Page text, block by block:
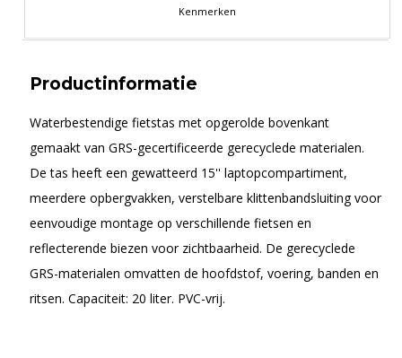
Kenmerken
Productinformatie
Waterbestendige fietstas met opgerolde bovenkant
gemaakt van GRS-gecertificeerde gerecyclede materialen.
De tas heeft een gewatteerd 15'' laptopcompartiment,
meerdere opbergvakken, verstelbare klittenbandsluiting voor
eenvoudige montage op verschillende fietsen en
reflecterende biezen voor zichtbaarheid. De gerecyclede
GRS-materialen omvatten de hoofdstof, voering, banden en
ritsen. Capaciteit: 20 liter. PVC-vrij.